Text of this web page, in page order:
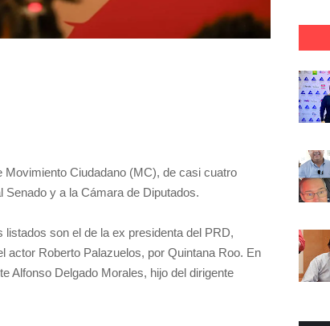
Movimiento Ciudadano (MC), de casi cuatro
y a la Cámara de Diputados.
son el de la ex presidenta del PRD,
actor Roberto Palazuelos, por Quintana Roo. En
Alfonso Delgado Morales, hijo del dirigente